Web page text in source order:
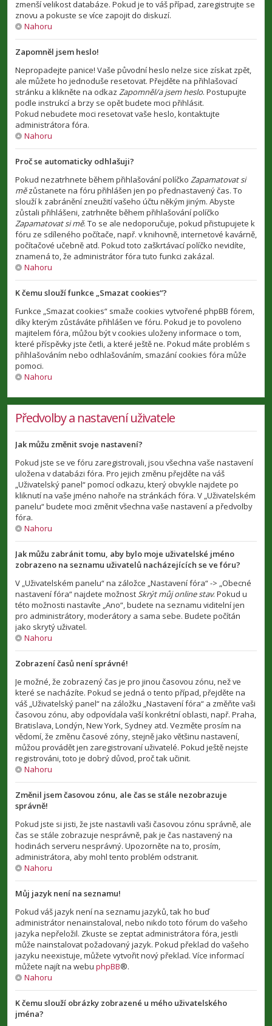
zmenší velikost databáze. Pokud je to váš případ, zaregistrujte se
znovu a pokuste se více zapojit do diskuzí.
Nahoru
Zapomněl jsem heslo!
Nepropadejte panice! Vaše původní heslo nelze sice získat zpět,
ale můžete ho jednoduše resetovat. Přejděte na přihlašovací
stránku a klikněte na odkaz Zapomněl/a jsem heslo. Postupujte
podle instrukcí a brzy se opět budete moci přihlásit.
Pokud nebudete moci resetovat vaše heslo, kontaktujte
administrátora fóra.
Nahoru
Proč se automaticky odhlašuji?
Pokud nezatrhnete během přihlašování políčko Zapamatovat si
mězůstanete na fóru přihlášen jen po přednastavený čas. To
slouží k zabránění zneužití vašeho účtu někým jiným. Abyste
zůstali přihlášeni, zatrhněte během přihlašování políčko
Zapamatovat si mě. To se ale nedoporučuje, pokud přistupujete k
fóru ze sdíleného počítače, např. v knihovně, internetové kavárně,
počítačové učebně atd. Pokud toto zaškrtávací políčko nevidíte,
znamená to, že administrátor fóra tuto funkci zakázal.
Nahoru
K čemu slouží funkce „Smazat cookies“?
Funkce „Smazat cookies“ smaže cookies vytvořené phpBB fórem,
díky kterým zůstáváte přihlášen ve fóru. Pokud je to povoleno
majitelem fóra, můžou být v cookies uloženy informace o tom,
které příspěvky jste četli, a které ještě ne. Pokud máte problém s
přihlašováním nebo odhlašováním, smazání cookies fóra může
pomoci.
Nahoru
Předvolby a nastavení uživatele
Jak můžu změnit svoje nastavení?
Pokud jste se ve fóru zaregistrovali, jsou všechna vaše nastavení
uložena v databázi fóra. Pro jejich změnu přejděte na váš
„Uživatelský panel“ pomocí odkazu, který obvykle najdete po
kliknutí na vaše jméno nahoře na stránkách fóra. V „Uživatelském
panelu“ budete moci změnit všechna vaše nastavení a předvolby
fóra.
Nahoru
Jak můžu zabránit tomu, aby bylo moje uživatelské jméno
zobrazeno na seznamu uživatelů nacházejících se ve fóru?
V „Uživatelském panelu“ na záložce „Nastavení fóra“ -> „Obecné
nastavení fóra“ najdete možnostSkrýt můj online stav. Pokud u
této možnosti nastavíte „Ano“, budete na seznamu viditelní jen
pro administrátory, moderátory a sama sebe. Budete počítán
jako skrytý uživatel.
Nahoru
Zobrazení časů není správné!
Je možné, že zobrazený čas je pro jinou časovou zónu, než ve
které se nacházíte. Pokud se jedná o tento případ, přejděte na
váš „Uživatelský panel“ na záložku „Nastavení fóra“ a změňte vaši
časovou zónu, aby odpovídala vaší konkrétní oblasti, např. Praha,
Bratislava, Londýn, New York, Sydney atd. Vezměte prosím na
vědomí, že změnu časové zóny, stejně jako většinu nastavení,
můžou provádět jen zaregistrovaní uživatelé. Pokud ještě nejste
registrováni, toto je dobrý důvod, proč tak učinit.
Nahoru
Změnil jsem časovou zónu, ale čas se stále nezobrazuje
správně!
Pokud jste si jisti, že jste nastavili vaši časovou zónu správně, ale
čas se stále zobrazuje nesprávně, pak je čas nastavený na
hodinách serveru nesprávný. Upozorněte na to, prosím,
administrátora, aby mohl tento problém odstranit.
Nahoru
Můj jazyk není na seznamu!
Pokud váš jazyk není na seznamu jazyků, tak ho buď
administrátor nenainstaloval, nebo nikdo toto fórum do vašeho
jazyka nepřeložil. Zkuste se zeptat administrátora fóra, jestli
může nainstalovat požadovaný jazyk. Pokud překlad do vašeho
jazyku neexistuje, můžete vytvořit nový překlad. Více informací
můžete najít na webu phpBB®.
Nahoru
K čemu slouží obrázky zobrazené u mého uživatelského
jména?